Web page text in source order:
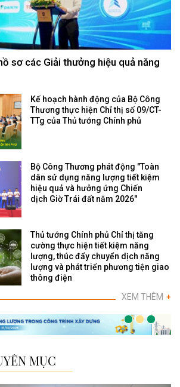
sơ các Giải thưởng hiệu quả năng
Kế hoạch hành động của Bộ Công
Thương thực hiện Chỉ thị số 09/CT-
TTg của Thủ tướng Chính phủ
Bộ Công Thương phát động "Toàn
dân sử dụng năng lượng tiết kiệm
hiệu quả và hưởng ứng Chiến
dịch Giờ Trái đất năm 2026"
Thủ tướng Chính phủ Chỉ thị tăng
cường thực hiện tiết kiệm năng
lượng, thúc đẩy chuyển dịch năng
lượng và phát triển phương tiện giao
thông điện
XEM THÊM +
MỤC